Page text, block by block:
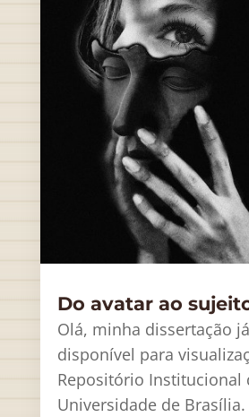
Do avatar ao
Olá, minha dissertação
disponível para
Repositório Institucional
Universidade de